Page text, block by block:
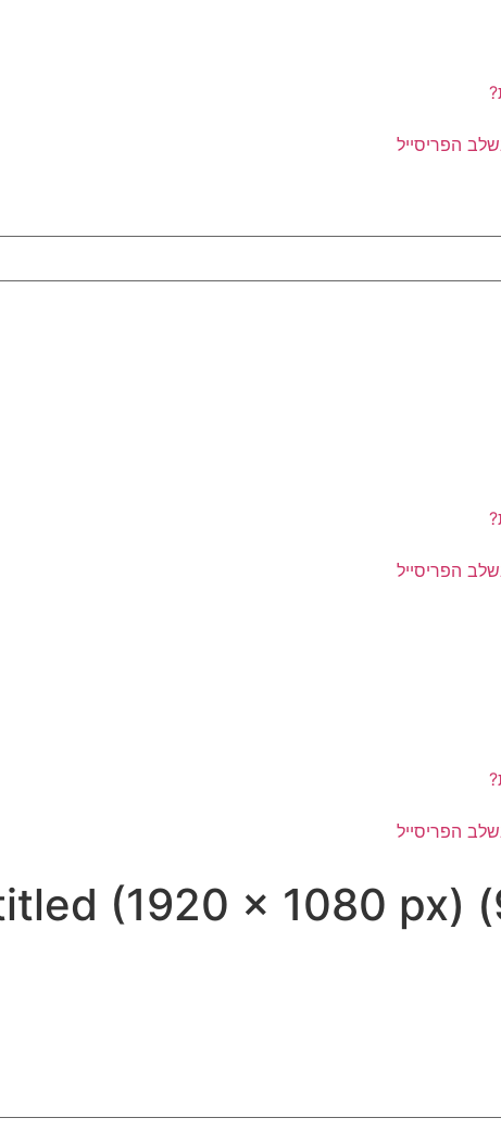
(1920 × 1080 px)